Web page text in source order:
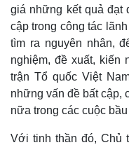
Pháp luật
Vụ án
Tin nóng
Tư vấn luật
giá những kết quả đạt
cập trong công tác
tìm ra nguyên nhân,
nghiệm, đề xuất, kiến
trận Tổ quốc Việt
những vấn đề bất cập,
nữa trong các cuộc
Với tinh thần đó, Chủ